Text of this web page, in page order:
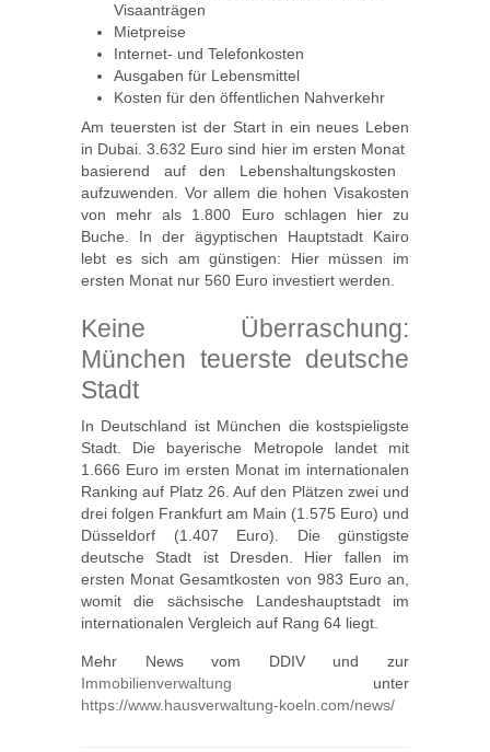
Visaanträgen
Mietpreise
Internet- und Telefonkosten
Ausgaben für Lebensmittel
Kosten für den öffentlichen Nahverkehr
Am teuersten ist der Start in ein neues Leben
in Dubai. 3.632 Euro sind hier im ersten Monat 
basierend auf den Lebenshaltungskosten 
aufzuwenden. Vor allem die hohen Visakosten
von mehr als 1.800 Euro schlagen hier zu
Buche. In der ägyptischen Hauptstadt Kairo
lebt es sich am günstigen: Hier müssen im
ersten Monat nur 560 Euro investiert werden.
Keine Überraschung:
München teuerste deutsche
Stadt
In Deutschland ist München die kostspieligste
Stadt. Die bayerische Metropole landet mit
1.666 Euro im ersten Monat im internationalen
Ranking auf Platz 26. Auf den Plätzen zwei und
drei folgen Frankfurt am Main (1.575 Euro) und
Düsseldorf (1.407 Euro). Die günstigste
deutsche Stadt ist Dresden. Hier fallen im
ersten Monat Gesamtkosten von 983 Euro an,
womit die sächsische Landeshauptstadt im
internationalen Vergleich auf Rang 64 liegt.
Mehr News vom DDIV und zur
Immobilienverwaltung unter
https://www.hausverwaltung-koeln.com/news/